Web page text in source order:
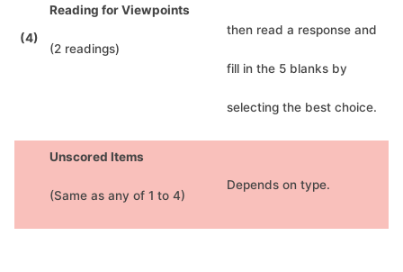
(4)
Reading for Viewpoints
(2 readings)
then read a response and
fill in the 5 blanks by
selecting the best choice.
Unscored Items
(Same as any of 1 to 4)
Depends on type.